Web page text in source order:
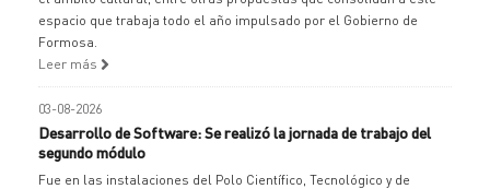
espacio que trabaja todo el año impulsado por el Gobierno de
Formosa.
Leer más
03-08-2026
Desarrollo de Software: Se realizó la jornada de trabajo del
segundo módulo
Fue en las instalaciones del Polo Científico, Tecnológico y de